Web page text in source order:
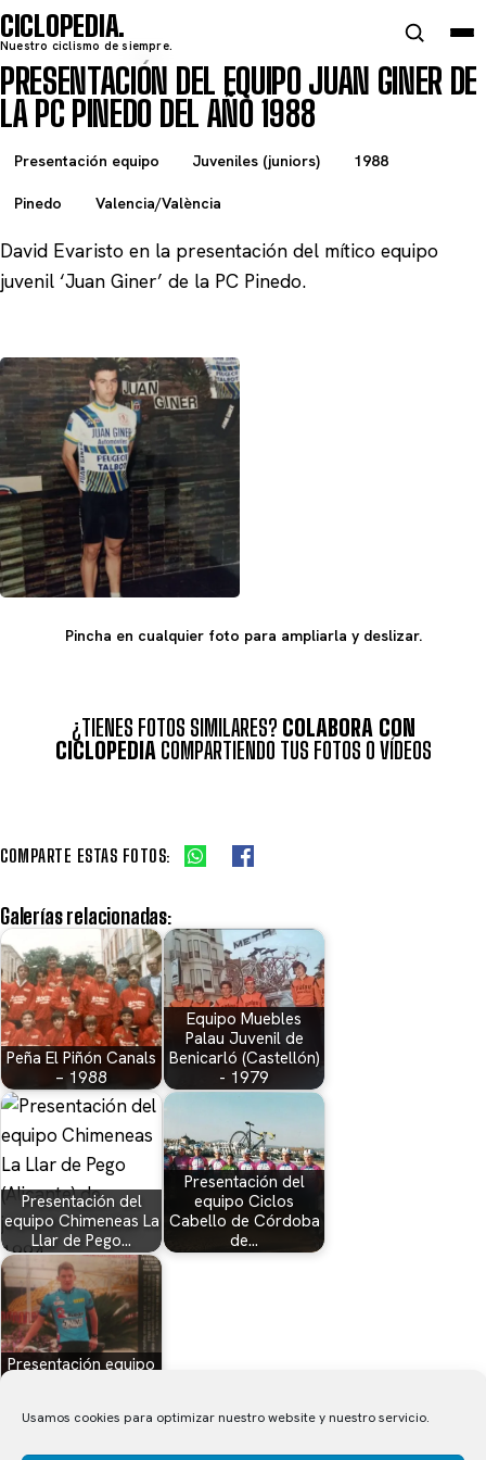
Usamos cookies para optimizar nuestro website y nuestro servicio.
CICLOPEDIA
Nuestro ciclismo de siempre.
PRESENTACIÓN DEL EQUIPO JUAN GINER DE
LA PC PINEDO DEL AÑO 1988
Presentación equipo Juveniles (juniors) 1988
Pinedo Valencia/València
David Evaristo en la presentación del mítico equipo
juvenil ‘Juan Giner’ de la PC Pinedo.
Pincha en cualquier foto para ampliarla y deslizar.
¿TIENES FOTOS SIMILARES? COLABORA CON
CICLOPEDIA COMPARTIENDO TUS FOTOS O VÍDEOS
COMPARTE ESTAS FOTOS:
Galerías relacionadas:
Peña El Piñón Canals
– 1988
Equipo Muebles
Palau Juvenil de
Benicarló (Castellón)
- 1979
Presentación del
equipo Chimeneas La
Llar de Pego…
Presentación del
equipo Ciclos
Cabello de Córdoba
de…
Presentación equipo